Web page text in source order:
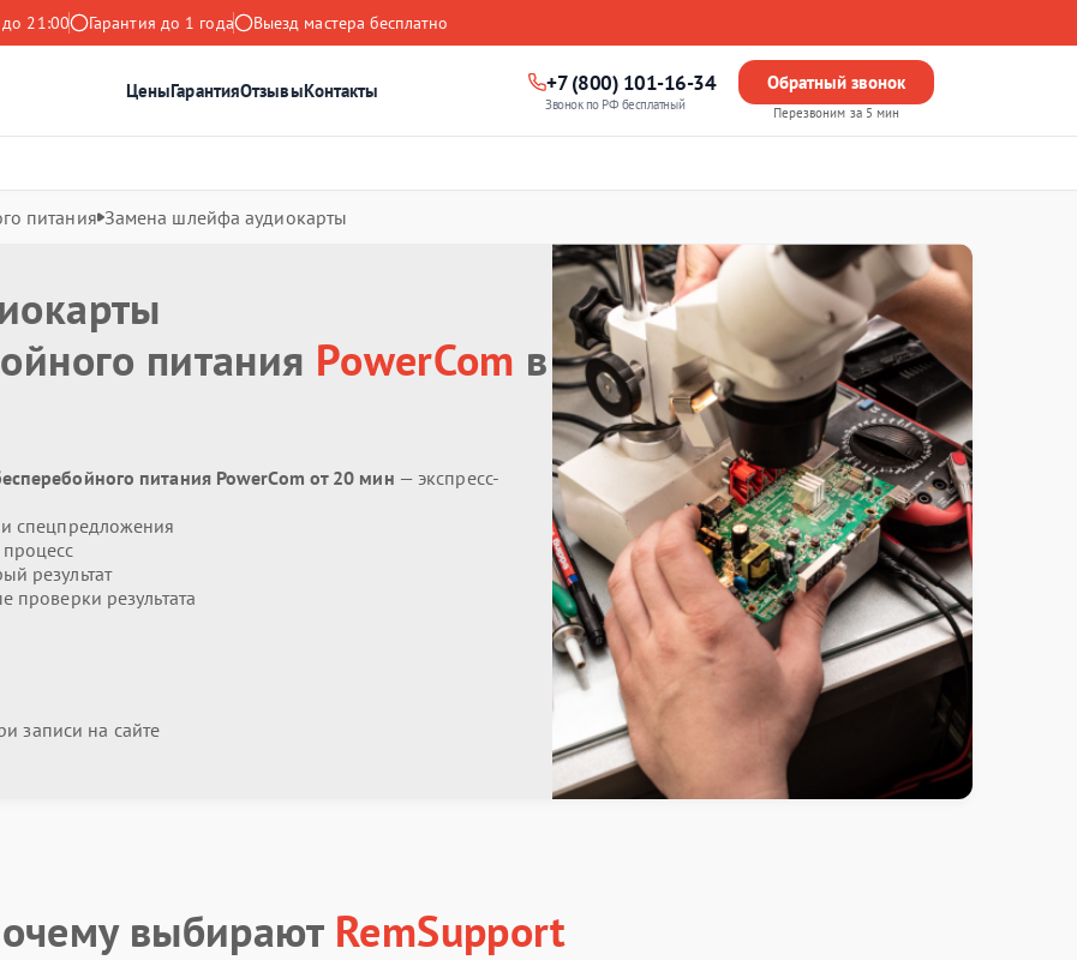
21:00 Гарантия до 1 года Выезд мастера бесплатно
ЦеныГарантияОтзывыКонтакты +7 (800) 101-16-34
Звонок по РФ бесплатный
Обратный звонок
Перезвоним за 5 мин
питания Замена шлейфа аудиокарты
питания PowerCom в
питания PowerCom от 20 мин — экспресс-
спецпредложения
результат
проверки результата
записи на сайте
выбирают RemSupport